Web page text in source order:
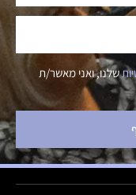
שלנו, ואני מאשר/ת